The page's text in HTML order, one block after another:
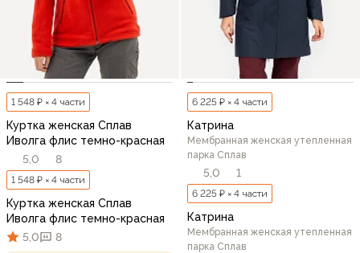
1 548 ₽ × 4 части
Куртка женская Сплав
Иволга флис темно-красная
5,0
8
1 548 ₽ × 4 части
Куртка женская Сплав
Иволга флис темно-красная
5,0
8
6 225 ₽ × 4 части
Катрина
Мембранная женская утепленная
парка Сплав
5,0 1
6 225 ₽ × 4 части
Катрина
Мембранная женская утепленная
парка Сплав